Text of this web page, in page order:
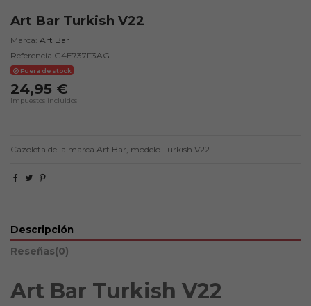
Art Bar Turkish V22
Marca: Art Bar
Referencia G4E737F3AG
Fuera de stock
24,95 €
Impuestos incluidos
Cazoleta de la marca Art Bar, modelo Turkish V22
Descripción
Reseñas(0)
Art Bar Turkish V22